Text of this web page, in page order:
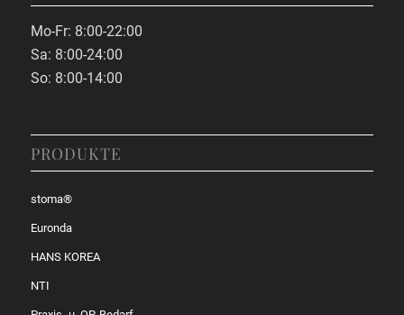
Mo-Fr: 8:00-22:00
Sa: 8:00-24:00
So: 8:00-14:00
PRODUKTE
stoma®
Euronda
HANS KOREA
NTI